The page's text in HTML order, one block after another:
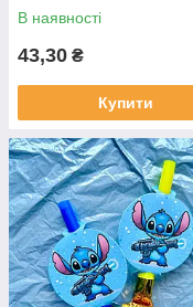
В наявності
43,30 ₴
Купити